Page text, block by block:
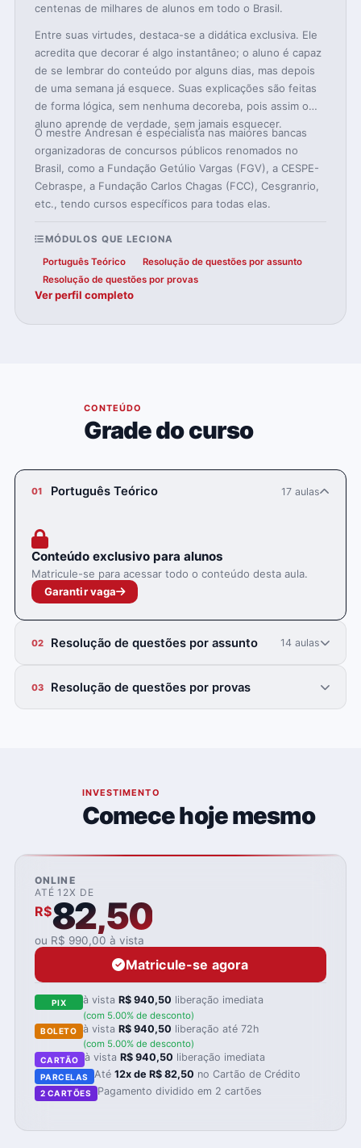
centenas de milhares de alunos em todo o Brasil.
Entre suas virtudes, destaca-se a didática exclusiva. Ele
acredita que decorar é algo instantâneo; o aluno é capaz
de se lembrar do conteúdo por alguns dias, mas depois
de uma semana já esquece. Suas explicações são feitas
de forma lógica, sem nenhuma decoreba, pois assim o
aluno aprende de verdade, sem jamais esquecer.
O mestre Andresan é especialista nas maiores bancas
organizadoras de concursos públicos renomados no
Brasil, como a Fundação Getúlio Vargas (FGV), a CESPE-
Cebraspe, a Fundação Carlos Chagas (FCC), Cesgranrio,
etc., tendo cursos específicos para todas elas.
MÓDULOS QUE LECIONA
Português Teórico
Resolução de questões por assunto
Resolução de questões por provas
Ver perfil completo
CONTEÚDO
Grade do curso
01 Português Teórico 17 aulas
Conteúdo exclusivo para alunos
Matricule-se para acessar todo o conteúdo desta aula.
Garantir vaga
02 Resolução de questões por assunto 14 aulas
03 Resolução de questões por provas
INVESTIMENTO
Comece hoje mesmo
ONLINE
ATÉ 12X DE
R$82,50
ou R$ 990,00 à vista
Matricule-se agora
PIX à vistaR$ 940,50 liberação imediata
(com 5.00% de desconto)
BOLETO à vistaR$ 940,50 liberação até 72h
(com 5.00% de desconto)
CARTÃO à vista R$ 940,50 liberação imediata
PARCELAS Até12x de R$ 82,50 no Cartão de Crédito
2 CARTÕES Pagamento dividido em 2 cartões